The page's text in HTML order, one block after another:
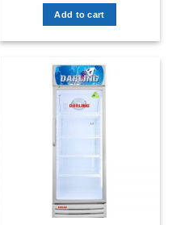
Add to cart